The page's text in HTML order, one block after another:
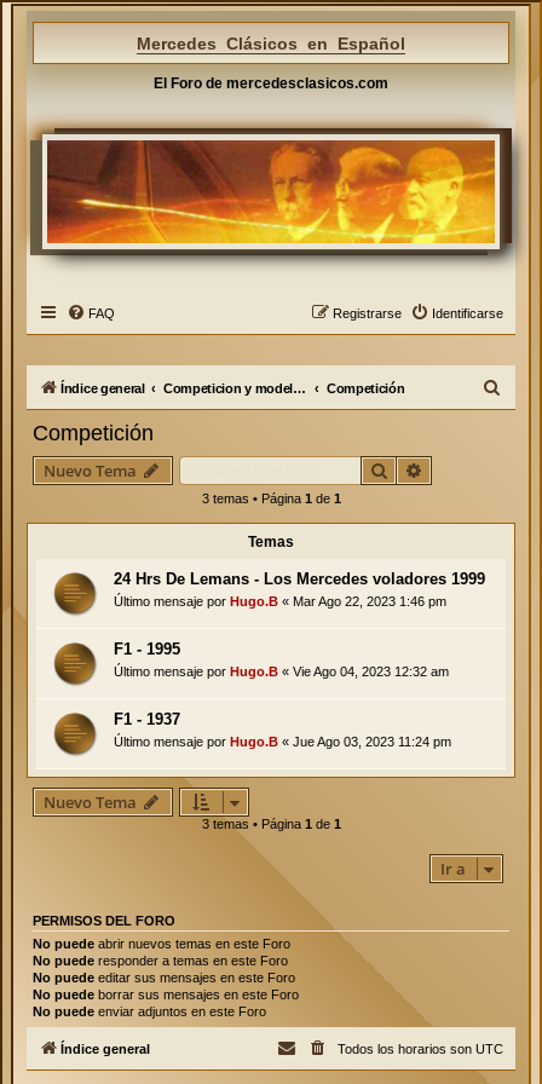
Mercedes Clásicos en Español
El Foro de mercedesclasicos.com
FAQ Identificarse
Registrarse
Índice general Competicion y modelos especiales Competición
Competición
Nuevo Tema Buscar
3 temas • Página 1 de 1
Temas
24 Hrs De Lemans - Los Mercedes voladores 1999
Último mensaje por Hugo.B « Mar Ago 22, 2023 1:46 pm
F1 - 1995
Último mensaje por Hugo.B « Vie Ago 04, 2023 12:32 am
F1 - 1937
Último mensaje por Hugo.B « Jue Ago 03, 2023 11:24 pm
Nuevo Tema
3 temas • Página 1 de 1
Ir a
PERMISOS DEL FORO
No puede abrir nuevos temas en este Foro
No puede responder a temas en este Foro
No puede editar sus mensajes en este Foro
No puede borrar sus mensajes en este Foro
No puede enviar adjuntos en este Foro
Índice general Todos los horarios son UTC